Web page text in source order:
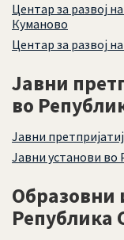
Центар за развој
Куманово
Центар за развој
Јавни
во
Јавни
Јавни установи во
Образовни
Република